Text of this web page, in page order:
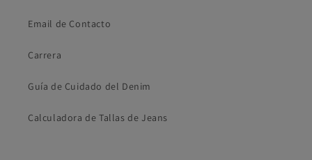
Email de Contacto
Carrera
Guía de Cuidado del Denim
Calculadora de Tallas de Jeans